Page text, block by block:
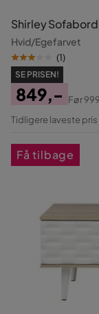
Shirley
Hvid/Egefarvet
(1)
SE PRISEN!
Pris
849,-
Original
Før
Tidligere laveste
Få tilbage